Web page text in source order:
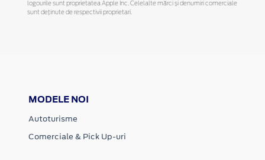
logourile sunt proprietatea Apple Inc. Celelalte mărci și denumiri comerciale
sunt deținute de respectivii proprietari.
MODELE NOI
Autoturisme
Comerciale & Pick Up-uri